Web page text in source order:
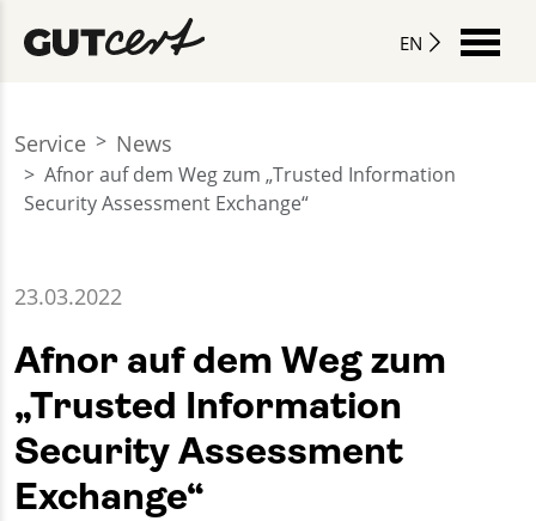
EN
Service News
Afnor auf dem Weg zum „Trusted Information
Security Assessment Exchange“
23.03.2022
Afnor auf dem Weg zum
„Trusted Information
Security Assessment
Exchange“